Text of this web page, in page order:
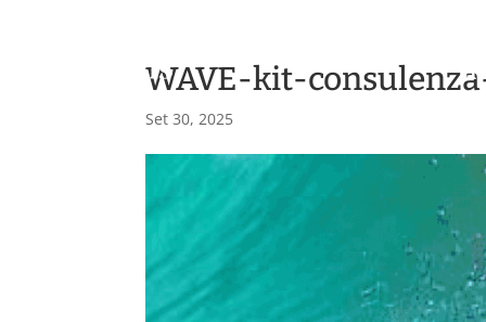
WAVE-kit-
Set 30, 2025